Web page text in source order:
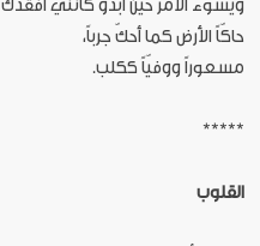
ويسوء الأمر حين أبدو كأنني أفقدك
حاكّاً الأرض كما أحكّ جرباً،
مسعوراً ووفيّاً ككلب.
*****
القلوب